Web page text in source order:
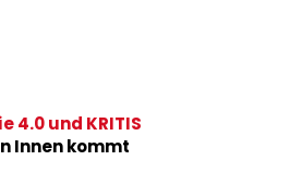
4.0 und KRITIS
Innen kommt